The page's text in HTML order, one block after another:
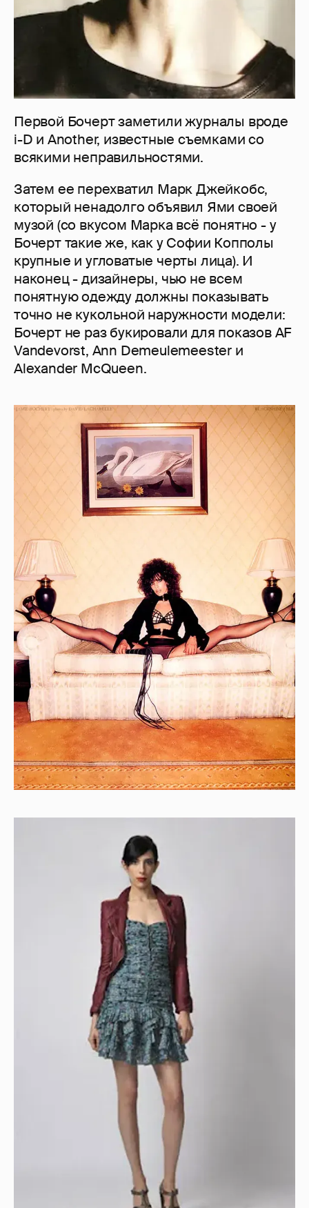
Первой Бочерт заметили журналы вроде
i-D и Another, известные съемками со
всякими неправильностями.
Затем ее перехватил Марк Джейкобс,
который ненадолго объявил Ями своей
музой (со вкусом Марка всё понятно - у
Бочерт такие же, как у Софии Копполы
крупные и угловатые черты лица). И
наконец - дизайнеры, чью не всем
понятную одежду должны показывать
точно не кукольной наружности модели:
Бочерт не раз букировали для показов AF
Vandevorst, Ann Demeulemeester и
Alexander McQueen.